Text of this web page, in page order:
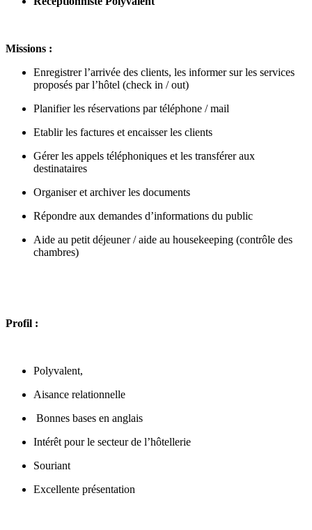
Missions :
Enregistrer l’arrivée des clients, les informer sur les services
proposés par l’hôtel (check in / out)
Planifier les réservations par téléphone / mail
Etablir les factures et encaisser les clients
Gérer les appels téléphoniques et les transférer aux
destinataires
Organiser et archiver les documents
Répondre aux demandes d’informations du public
Aide au petit déjeuner / aide au housekeeping (contrôle des
chambres)
Profil :
Polyvalent,
Aisance relationnelle
Bonnes bases en anglais
Intérêt pour le secteur de l’hôtellerie
Souriant
Excellente présentation